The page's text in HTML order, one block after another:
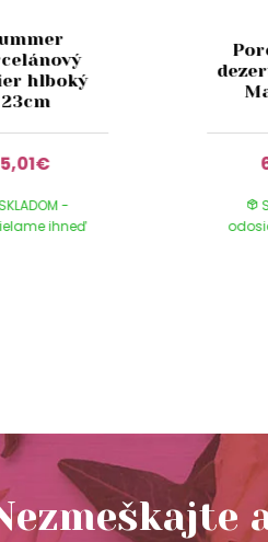
hlboký
23cm
5,01€
-
ihneď